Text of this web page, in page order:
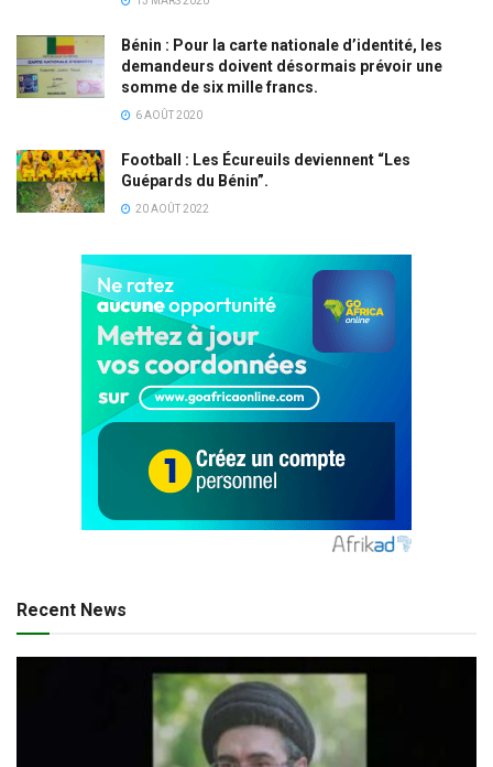
Bénin : Pour la carte nationale d’identité, les
demandeurs doivent désormais prévoir une
somme de six mille francs.
6 AOÛT 2020
Football : Les Écureuils deviennent “Les
Guépards du Bénin”.
20 AOÛT 2022
Recent News